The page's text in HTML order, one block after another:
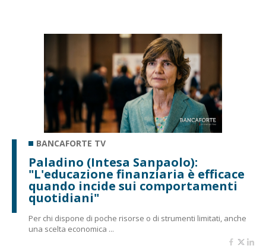
BANCAFORTE TV
Paladino (Intesa Sanpaolo):
"L'educazione finanziaria è efficace
quando incide sui comportamenti
quotidiani"
Per chi dispone di poche risorse o di strumenti limitati, anche
una scelta economica ...